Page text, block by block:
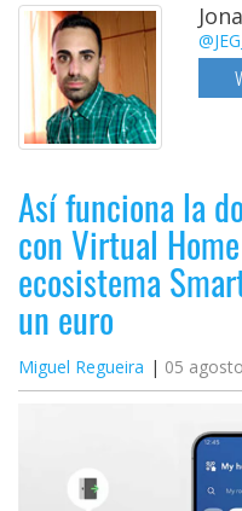
Así funciona la
con Virtual
ecosistema
un euro
Miguel Regueira 05